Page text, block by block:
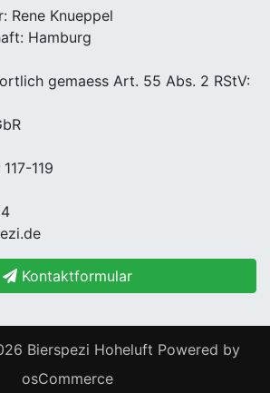
Rene Knueppel
Hamburg
gemaess Art. 55 Abs. 2 RStV:
119
Kontaktformular
Bierspezi Hoheluft Powered by
osCommerce